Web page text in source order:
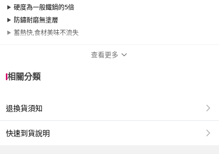
硬度為一般鐵鍋的5倍
防鏽耐磨無塗層
蓄熱快,食材美味不流失
品牌名稱
尺寸
材質
查看更多
相關分類
退換貨須知
快速到貨說明